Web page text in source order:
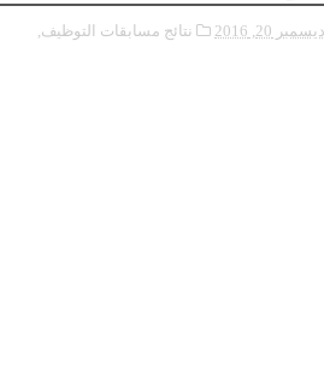
ديسمبر 20, 2016 نتائج مسابقات التوظيف,